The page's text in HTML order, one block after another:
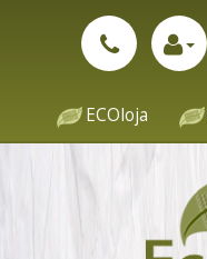
ECOloja